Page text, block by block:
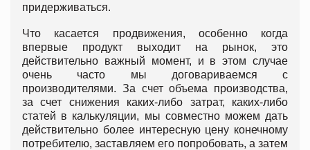
придерживаться.
Что касается продвижения, особенно когда
впервые продукт выходит на рынок, это
действительно важный момент, и в этом случае
очень часто мы договариваемся с
производителями. За счет объема производства,
за счет снижения каких-либо затрат, каких-либо
статей в калькуляции, мы совместно можем дать
действительно более интересную цену конечному
потребителю, заставляем его попробовать, а затем